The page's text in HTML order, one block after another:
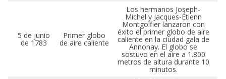
5 de junio
de 1783
Primer globo
de aire caliente
Los hermanos Joseph-
Michel y Jacques-Étienn
Montgolfier lanzaron con
éxito el primer globo de aire
caliente en la ciudad gala de
Annonay. El globo se
sostuvo en el aire a 1.800
metros de altura durante 10
minutos.